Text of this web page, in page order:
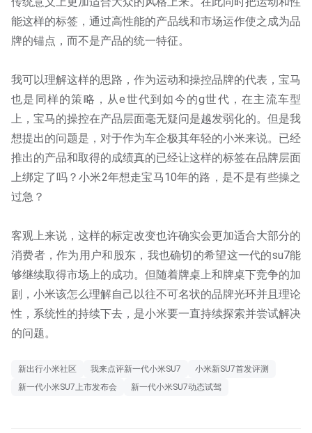
能这样的标签，通过高性能的产品线和市场运作使之成为品
牌的锚点，而不是产品的统一特征。
我可以理解这样的思路，作为运动和操控品牌的代表，宝马
也是同样的策略，从e世代到如今的g世代，在主流车型
上，宝马的操控在产品层面毫无疑问是越发弱化的。但是我
想提出的问题是，对于作为车企极其年轻的小米来说。已经
推出的产品和取得的成绩真的已经让这样的标签在品牌层面
上绑定了吗？小米2年想走宝马10年的路，是不是有些操之
过急？
客观上来说，这样的标定改变也许确实会更加适合大部分的
消费者，作为用户和股东，我也确切的希望这一代的su7能
够继续取得市场上的成功。但随着牌桌上和牌桌下竞争的加
剧，小米该怎么理解自己以往不可名状的品牌光环并且理论
性，系统性的持续下去，是小米要一直持续探索并尝试解决
的问题。
新出行小米社区 我来点评新一代小米SU7
小米新SU7首发评测
新一代小米SU7上市发布会
新一代小米SU7动态试驾